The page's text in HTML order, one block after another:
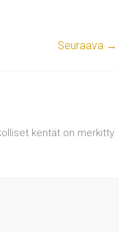
Seuraava →
kentät on merkitty